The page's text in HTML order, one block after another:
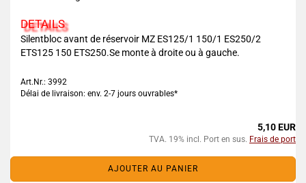
DETAILS
Silentbloc avant de réservoir MZ ES125/1 150/1 ES250/2
ETS125 150 ETS250.Se monte à droite ou à gauche.
Art.Nr.: 3992
Délai de livraison: env. 2-7 jours ouvrables*
5,10 EUR
TVA. 19% incl. Port en sus. Frais de port
AJOUTER AU PANIER